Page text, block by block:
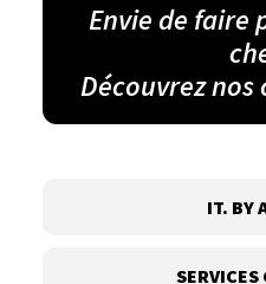
Envie de faire
Découvrez
IT. BY
SERVICES